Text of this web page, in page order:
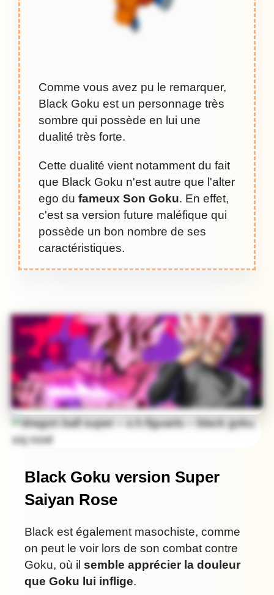
Comme vous avez pu le remarquer,
Black Goku est un personnage très
sombre qui possède en lui une
dualité très forte.
Cette dualité vient notamment du fait
que Black Goku n'est autre que l'alter
ego du fameux Son Goku. En effet,
c'est sa version future maléfique qui
possède un bon nombre de ses
caractéristiques.
Black Goku version Super
Saiyan Rose
Black est également masochiste, comme
on peut le voir lors de son combat contre
Goku, où il semble apprécier la douleur
que Goku lui inflige.